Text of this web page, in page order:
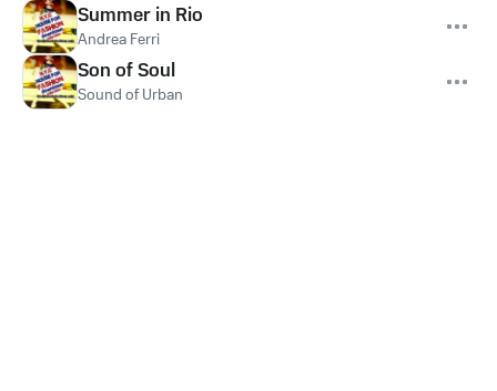
Summer in Rio
Andrea Ferri
Son of Soul
Sound of Urban